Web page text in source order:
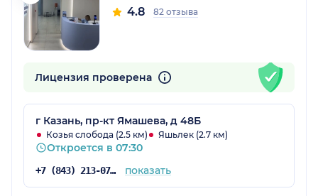
4.8 82 отзыва
Лицензия проверена
г Казань, пр-кт Ямашева, д 48Б
Козья слобода (2.5 км) Яшьлек (2.7 км)
Откроется в 07:30
+7 (843) 213-07-53 показать